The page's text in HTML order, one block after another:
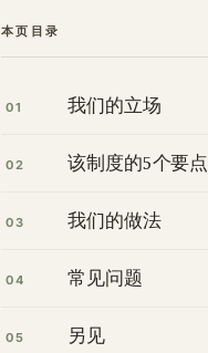
本页目录
01 我们的立场
02 该制度的5个要点
03 我们的做法
04 常见问题
05 另见